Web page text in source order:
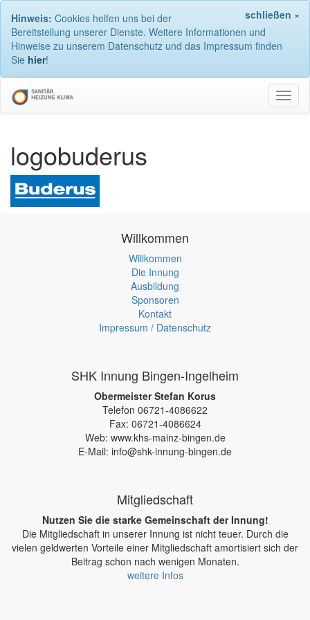
schließen ×
Hinweis: Cookies helfen uns bei der
Bereitstellung unserer Dienste. Weitere Informationen und
Hinweise zu unserem Datenschutz und das Impressum finden
Sie hier!
logobuderus
Willkommen
Willkommen
Die Innung
Ausbildung
Sponsoren
Kontakt
Impressum / Datenschutz
SHK Innung Bingen-Ingelheim
Obermeister Stefan Korus
Telefon 06721-4086622
Fax: 06721-4086624
Web: www.khs-mainz-bingen.de
E-Mail: info@shk-innung-bingen.de
Mitgliedschaft
Nutzen Sie die starke Gemeinschaft der Innung!
Die Mitgliedschaft in unserer Innung ist nicht teuer. Durch die
vielen geldwerten Vorteile einer Mitgliedschaft amortisiert sich der
Beitrag schon nach wenigen Monaten.
weitere Infos